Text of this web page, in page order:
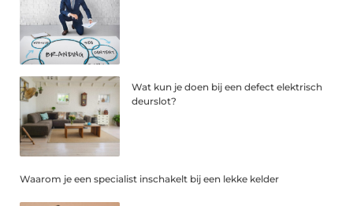
Wat kun je doen bij een defect elektrisch
deurslot?
Waarom je een specialist inschakelt bij een lekke kelder